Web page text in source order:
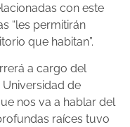
con este
“les permitirán
que habitan”.
a cargo del
de
nos va a hablar del
raíces tuvo